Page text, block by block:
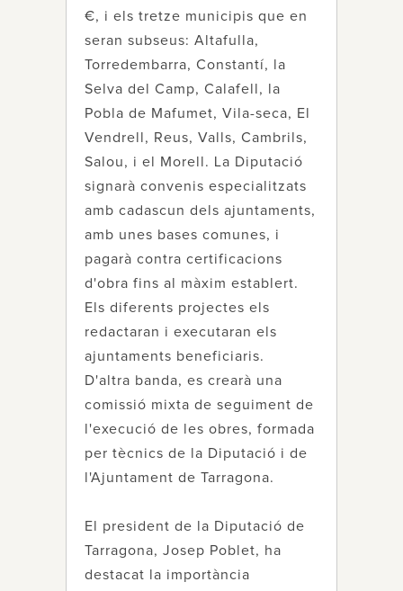
€, i els tretze municipis que en
seran subseus: Altafulla,
Torredembarra, Constantí, la
Selva del Camp, Calafell, la
Pobla de Mafumet, Vila-seca, El
Vendrell, Reus, Valls, Cambrils,
Salou, i el Morell. La Diputació
signarà convenis especialitzats
amb cadascun dels ajuntaments,
amb unes bases comunes, i
pagarà contra certificacions
d'obra fins al màxim establert.
Els diferents projectes els
redactaran i executaran els
ajuntaments beneficiaris.
D'altra banda, es crearà una
comissió mixta de seguiment de
l'execució de les obres, formada
per tècnics de la Diputació i de
l'Ajuntament de Tarragona.
El president de la Diputació de
Tarragona, Josep Poblet, ha
destacat la importància